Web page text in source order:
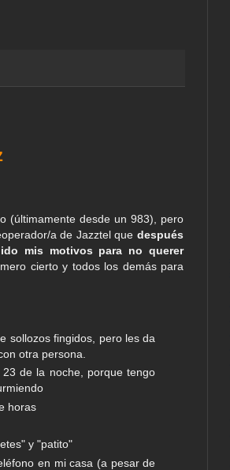
(últimamente desde un 983), pero
a de Jazztel que después
mis motivos para no querer
cierto y todos los demás para
sollozos fingidos, pero les da
otra persona.
de la noche, porque tengo
horas
y "patito"
en mi casa (a pesar de